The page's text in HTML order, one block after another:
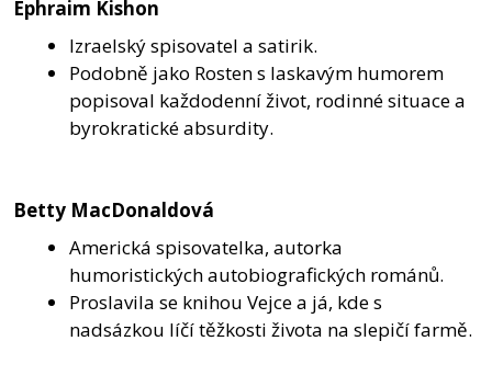
Ephraim Kishon
Izraelský spisovatel a satirik.
Podobně jako Rosten s laskavým humorem
popisoval každodenní život, rodinné situace a
byrokratické absurdity.
Betty MacDonaldová
Americká spisovatelka, autorka
humoristických autobiografických románů.
Proslavila se knihou Vejce a já, kde s
nadsázkou líčí těžkosti života na slepičí farmě.